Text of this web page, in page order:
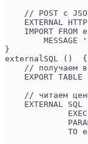
// POST с
EXTERNAL
IMPORT FROM
MESSAGE
}
externalSQL ()  {
// получаем
EXPORT TABLE
// читаем
EXTERNAL SQL
TO